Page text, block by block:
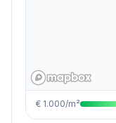
€ 1.000/m²